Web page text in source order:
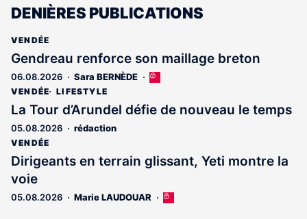
DENIÈRES PUBLICATIONS
VENDÉE
Gendreau renforce son maillage breton
06.08.2026 Sara BERNÈDE
Cet
réservé
VENDÉE LIFESTYLE
La Tour d’Arundel défie de nouveau le temps
05.08.2026 rédaction
VENDÉE
Dirigeants en terrain glissant, Yeti montre la
voie
05.08.2026 Marie LAUDOUAR
Cet